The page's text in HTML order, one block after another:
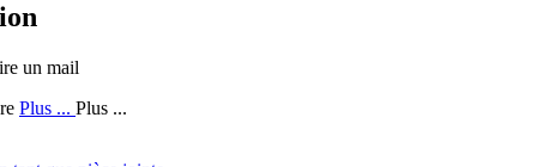
un mail
Plus ... Plus ...